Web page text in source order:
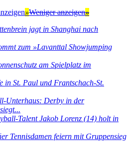
»Weniger anzeigen»
jagt in Shanghai nach
zum »Lavanttal Showjumping
am Spielplatz im
in St. Paul und Frantschach-St.
Unterhaus: Derby in der
Talent Jakob Lorenz (14) holt in
Tennisdamen feiern mit Gruppensieg